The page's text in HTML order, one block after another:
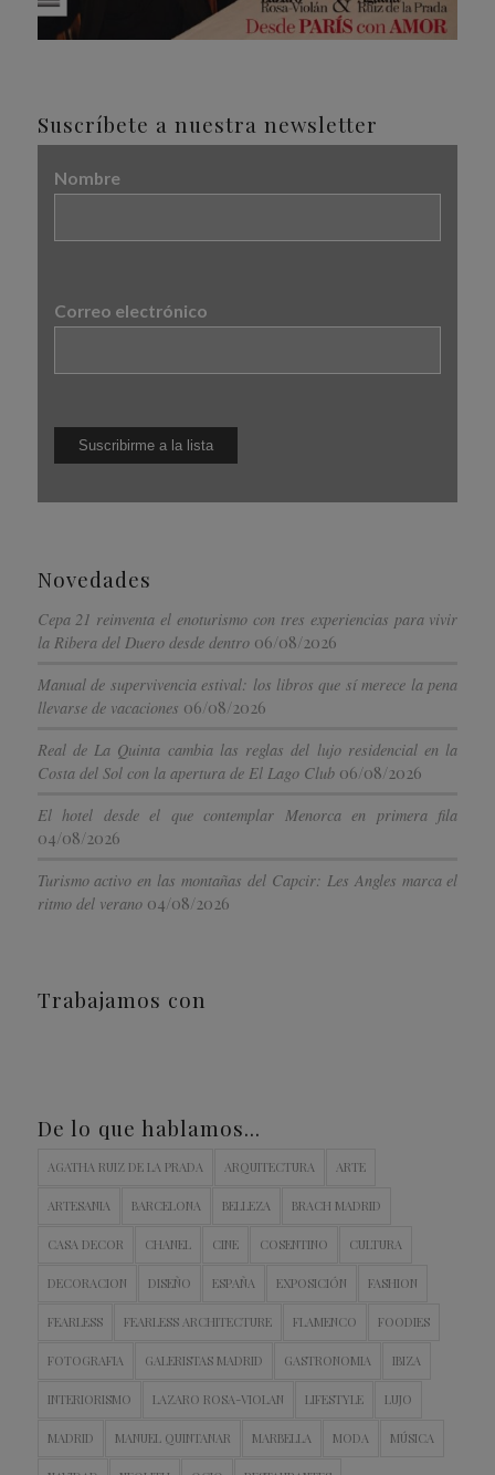
Suscríbete a nuestra newsletter
Nombre
Correo electrónico
Novedades
Cepa 21 reinventa el enoturismo con tres experiencias para vivir
la Ribera del Duero desde dentro 06/08/2026
Manual de supervivencia estival: los libros que sí merece la pena
llevarse de vacaciones 06/08/2026
Real de La Quinta cambia las reglas del lujo residencial en la
Costa del Sol con la apertura de El Lago Club 06/08/2026
El hotel desde el que contemplar Menorca en primera fila
04/08/2026
Turismo activo en las montañas del Capcir: Les Angles marca el
ritmo del verano 04/08/2026
Trabajamos con
De lo que hablamos…
AGATHA RUIZ DE LA PRADA ARQUITECTURA ARTE
ARTESANIA BARCELONA BELLEZA BRACH MADRID
CASA DECOR CHANEL CINE COSENTINO CULTURA
DECORACION DISEÑO ESPAÑA EXPOSICIÓN FASHION
FEARLESS FEARLESS ARCHITECTURE FLAMENCO FOODIES
FOTOGRAFIA GALERISTAS MADRID GASTRONOMIA IBIZA
INTERIORISMO LAZARO ROSA-VIOLAN LIFESTYLE LUJO
MADRID MANUEL QUINTANAR MARBELLA MODA MÚSICA